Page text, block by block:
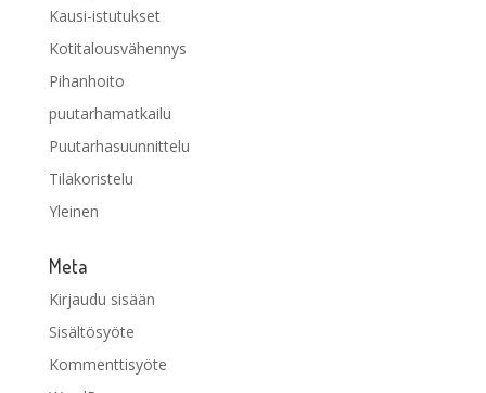
Kausi-istutukset
Kotitalousvähennys
Pihanhoito
puutarhamatkailu
Puutarhasuunnittelu
Tilakoristelu
Yleinen
Meta
Kirjaudu sisään
Sisältösyöte
Kommenttisyöte